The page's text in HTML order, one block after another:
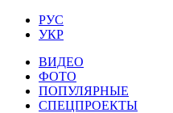
РУС
УКР
ВИДЕО
ФОТО
ПОПУЛЯРНЫЕ
СПЕЦПРОЕКТЫ